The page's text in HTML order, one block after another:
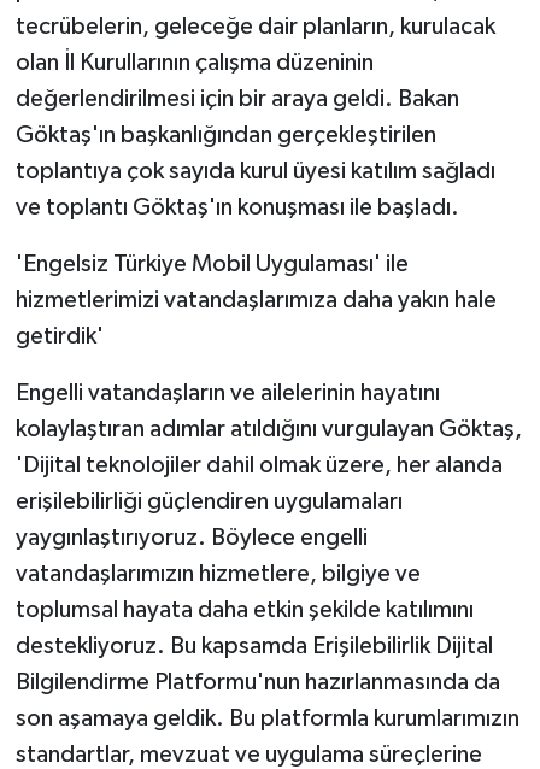
tecrübelerin, geleceğe dair planların, kurulacak
olan İl Kurullarının çalışma düzeninin
değerlendirilmesi için bir araya geldi. Bakan
Göktaş'ın başkanlığından gerçekleştirilen
toplantıya çok sayıda kurul üyesi katılım sağladı
ve toplantı Göktaş'ın konuşması ile başladı.
'Engelsiz Türkiye Mobil Uygulaması' ile
hizmetlerimizi vatandaşlarımıza daha yakın hale
getirdik'
Engelli vatandaşların ve ailelerinin hayatını
kolaylaştıran adımlar atıldığını vurgulayan Göktaş,
'Dijital teknolojiler dahil olmak üzere, her alanda
erişilebilirliği güçlendiren uygulamaları
yaygınlaştırıyoruz. Böylece engelli
vatandaşlarımızın hizmetlere, bilgiye ve
toplumsal hayata daha etkin şekilde katılımını
destekliyoruz. Bu kapsamda Erişilebilirlik Dijital
Bilgilendirme Platformu'nun hazırlanmasında da
son aşamaya geldik. Bu platformla kurumlarımızın
standartlar, mevzuat ve uygulama süreçlerine